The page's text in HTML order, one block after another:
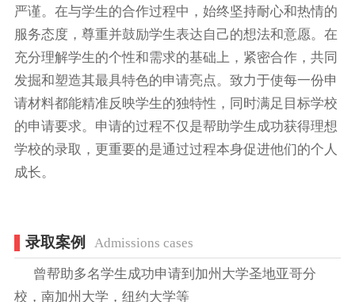
严谨。在与学生的合作过程中，始终坚持耐心和热情的
服务态度，尊重并鼓励学生表达自己的想法和意愿。在
充分理解学生的个性和需求的基础上，紧密合作，共同
发掘和塑造其最具特色的申请亮点。致力于使每一份申
请材料都能精准反映学生的独特性，同时满足目标学校
的申请要求。申请的过程不仅是帮助学生成功获得理想
学校的录取，更重要的是通过过程本身促进他们的个人
成长。
录取案例 Admissions cases
曾帮助多名学生成功申请到加州大学圣地亚哥分
校，南加州大学，纽约大学等